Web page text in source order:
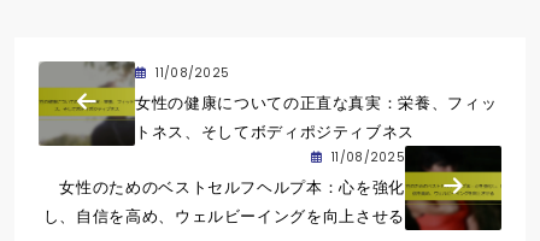
11/08/2025
女性の健康についての正直な真実：栄養、フィッ
トネス、そしてボディポジティブネス
11/08/2025
女性のためのベストセルフヘルプ本：心を強化
し、自信を高め、ウェルビーイングを向上させる